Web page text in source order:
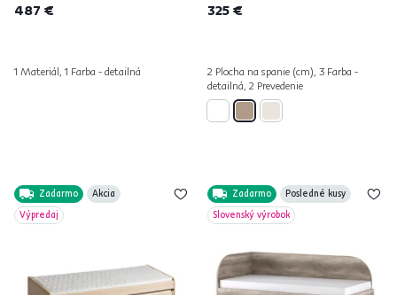
487 €
1 Materiál, 1 Farba - detailná
325 €
2 Plocha na spanie (cm), 3 Farba -
detailná, 2 Prevedenie
Zadarmo
Akcia
Výpredaj
Zadarmo
Posledné kusy
Slovenský výrobok